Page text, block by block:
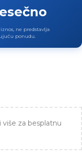
ne predstavlja
ponudu.
više za besplatnu